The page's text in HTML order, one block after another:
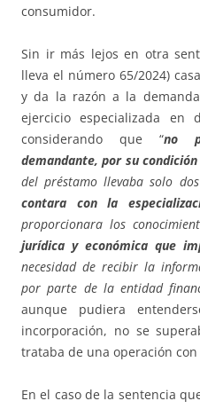
consumidor.
Sin ir más lejos en otra
lleva el número 65/2024)
y da la razón a la
ejercicio especializada en
considerando que “no
demandante, por su
del préstamo llevaba solo
contara con la
proporcionara los
jurídica y económica que
necesidad de recibir la
por parte de la entidad
aunque pudiera
incorporación, no se
trataba de una operación
En el caso de la sentencia